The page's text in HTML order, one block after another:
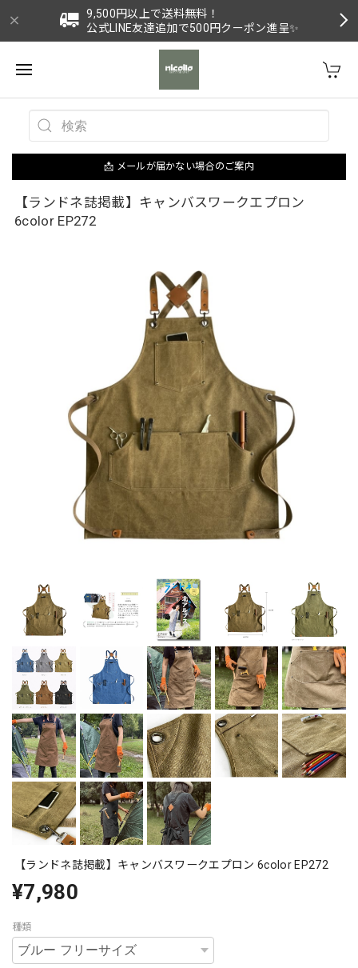
9,500円以上で送料無料！
公式LINE友達追加で500円クーポン進呈✨
📩 メールが届かない場合のご案内
【ランドネ誌掲載】キャンバスワークエプロン
6color EP272
【ランドネ誌掲載】キャンバスワークエプロン 6color EP272
¥7,980
種類